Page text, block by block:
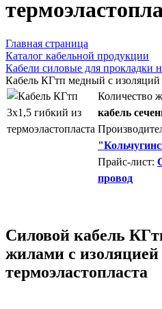
Главная страница
Каталог кабельной продукции
Кабели силовые для прокладки
Кабель КГтп медный с изоляций
Количество
кабель
Прайс-лист:
провод
Силовой кабель
жилами с изоляцией
термоэластопласта